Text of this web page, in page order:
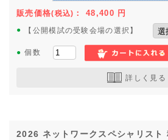
販売価格(税込) ：48,400 円
● 【公開模試の受験会場の選択】
● 個数
詳しく見る
2026 ネットワークスペシャリスト